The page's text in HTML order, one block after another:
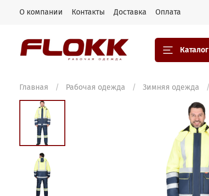
О компании Контакты Доставка Оплата
Каталог
Главная Рабочая одежда Зимняя одежда